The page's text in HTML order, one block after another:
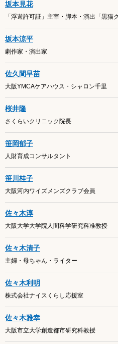
坂本見花
「浮遊許可証」主宰・脚本・演出「黒猫
坂本涼平
劇作家・演出家
佐久間早苗
大阪YMCAケアハウス・シャロン千里
桜井隆
さくらいクリニック院長
笹岡郁子
人財育成コンサルタント
笹川桂子
大阪河内ワイズメンズクラブ会員
佐々木淳
大阪大学大学院人間科学研究科准教授
佐々木清子
主婦・母ちゃん・ライター
佐々木利明
株式会社ナイスくらし応援室
佐々木雅幸
大阪市立大学創造都市研究科教授